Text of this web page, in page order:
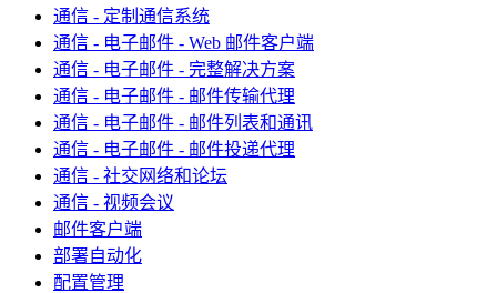
通信 - 定制通信系统
通信 - 电子邮件 - Web 邮件客户端
通信 - 电子邮件 - 完整解决方案
通信 - 电子邮件 - 邮件传输代理
通信 - 电子邮件 - 邮件列表和通讯
通信 - 电子邮件 - 邮件投递代理
通信 - 社交网络和论坛
通信 - 视频会议
邮件客户端
部署自动化
配置管理